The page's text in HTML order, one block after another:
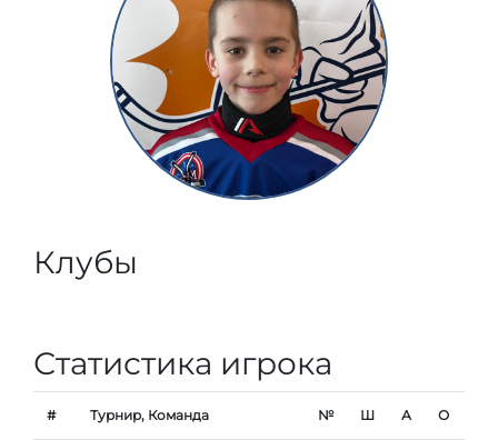
Клубы
Статистика игрока
# Турнир, Команда № Ш А О